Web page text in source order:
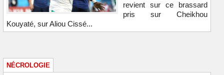
revient sur ce brassard
pris sur Cheikhou
Kouyaté, sur Aliou Cissé...
NÉCROLOGIE